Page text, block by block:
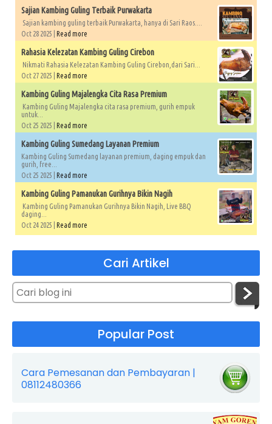
Sajian Kambing Guling Terbaik Purwakarta
Sajian kambing guling terbaik Purwakarta, hanya di Sari Raos....
Oct 28 2025 | Read more
Rahasia Kelezatan Kambing Guling Cirebon
Nikmati Rahasia Kelezatan Kambing Guling Cirebon,dari Sari...
Oct 27 2025 | Read more
Kambing Guling Majalengka Cita Rasa Premium
Kambing Guling Majalengka cita rasa premium, gurih empuk
untuk...
Oct 25 2025 | Read more
Kambing Guling Sumedang Layanan Premium
Kambing Guling Sumedang layanan premium, daging empuk dan
gurih, free...
Oct 25 2025 | Read more
Kambing Guling Pamanukan Gurihnya Bikin Nagih
Kambing Guling Pamanukan Gurihnya Bikin Nagih, Live BBQ
daging...
Oct 24 2025 | Read more
Cari Artikel
Popular Post
Cara Pemesanan dan Pembayaran |
08112480366